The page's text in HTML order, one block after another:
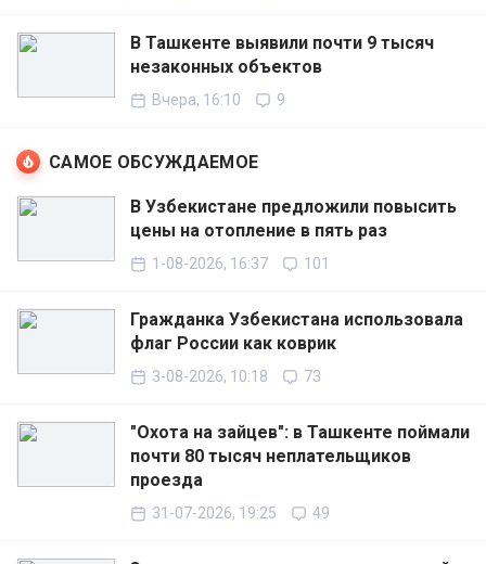
В Ташкенте выявили почти 9 тысяч
незаконных объектов
Вчера, 16:10 9
САМОЕ ОБСУЖДАЕМОЕ
В Узбекистане предложили повысить
цены на отопление в пять раз
1-08-2026, 16:37 101
Гражданка Узбекистана использовала
флаг России как коврик
3-08-2026, 10:18 73
"Охота на зайцев": в Ташкенте поймали
почти 80 тысяч неплательщиков
проезда
31-07-2026, 19:25 49